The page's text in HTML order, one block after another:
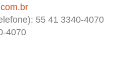
55 41 3340-4070
4070